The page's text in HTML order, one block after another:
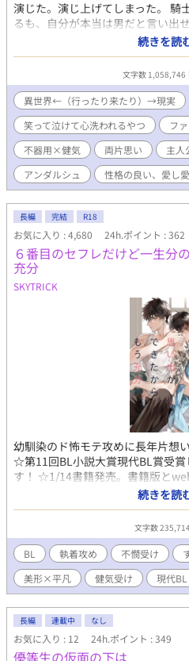
演じた。演じ上げてしまった。 騎
るも、自分が本当は男だと言い出
は、 真実を告げるべくもう一度異
着いた異世界では、俺は本来の男
な青年騎士へと成長していて……
で1～4巻】 健気で一途な主人公
不器用ド真面目青年騎士が、 巡礼
つつも絶妙にすれ違う、 両片思い
す。(最終的に2CP成立します) 『
たい』という方用に 第一部で離脱
していますので、スッキリ読了で
～】 『くっついたCPが支え合う姿
やいや世界を救うまでが聖女物だ
本番です。 異世界の闇を明かして
からは新キャラ続々で、サブCPも
えながらも絶妙に噛み合わない『
幼馴染主従や、 『友達と恋人の好
戸惑う少年騎士同士、 『俺に幸せ
男に『俺が絶対に幸せにします！
輩から保護していたつもりが、い
児の子持ち男、 頭も尻も軽い性欲
しながらも相手を絶対に逃がす気
もお楽しみいただけます。 ◆◆◆
もだもだと切なさ満載でコメディ
トルありエロありでラブラブハッ
作品ですので、 どうぞお気軽に楽
♪♪ 年齢制限要素としては、監禁
が含まれます。 年齢制限シーンに
んな感じの雰囲気のところには（*
の出血シーンはそこそこあります
続きを読
文字数 1,058,746
異世界←（行ったり来たり）→現実
笑って泣けて心洗われるやつ
フ
不器用×健気
両片思い
主人
アンダルシュ
性格の良い、愛し
長編 完結 R18
お気に入り : 4,680 24h.ポイント : 362
６番目のセフレだけど一生分
充分
SKYTRICK
幼馴染のド怖モテ攻めに長年片想
☆第11回BL小説大賞現代BL賞受賞
す！ ☆1/14書籍発売。書籍版と
す。書籍版はより改稿されてます
しいです。 地味でド真面目くんと
幼馴染の陽太に恋をしている。
人で人気者で恐れられていて尚好
学の半ばまでは陽太と仲良く過ご
に無視されるようになる。刺青や
て、すっかり悪い噂が流れるよう
同じ学校へ進学したが、陽太は恐
度から、常にセフレが5人いるな
幸平とは世界が違いすぎて話しを
も幸平は、陽太に片想いし続けて
る。卒業式に思い切って告白を決
続きを読
文字数
BL 執着攻め 不憫受け
美形×平凡
健気受け 現代BL
長編 連載中 なし
お気に入り : 12 24h.ポイント : 349
優等生の仮面の下は